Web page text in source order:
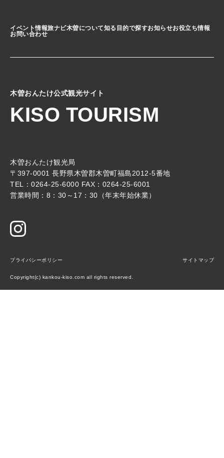
イベント情報旅ナビ木曽について知る 目的で探すお知らせお役立ち情報
お問い合わせ
木曽おんたけ公式観光サイト
KISO TOURISM
木曽おんたけ観光局
〒397-0001 長野県木曽郡木曽町福島2012-5番地
TEL：0264-25-6000 FAX：0264-25-6001
営業時間：8：30～17：30（年末年始休業）
プライバシーポリシー サイトマップ
Copyright(c) kankou-kiso.com all rights reserved.